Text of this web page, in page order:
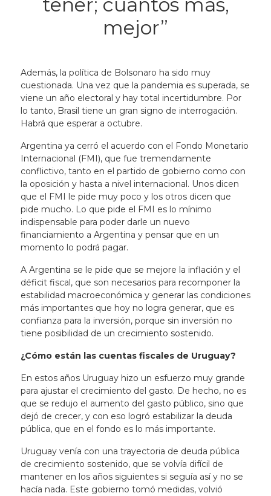
mejor”
Además, la política de Bolsonaro ha sido muy
cuestionada. Una vez que la pandemia es superada, se
viene un año electoral y hay total incertidumbre. Por
lo tanto, Brasil tiene un gran signo de interrogación.
Habrá que esperar a octubre.
Argentina ya cerró el acuerdo con el Fondo Monetario
Internacional (FMI), que fue tremendamente
conflictivo, tanto en el partido de gobierno como con
la oposición y hasta a nivel internacional. Unos dicen
que el FMI le pide muy poco y los otros dicen que
pide mucho. Lo que pide el FMI es lo mínimo
indispensable para poder darle un nuevo
financiamiento a Argentina y pensar que en un
momento lo podrá pagar.
A Argentina se le pide que se mejore la inflación y el
déficit fiscal, que son necesarios para recomponer la
estabilidad macroeconómica y generar las condiciones
más importantes que hoy no logra generar, que es
confianza para la inversión, porque sin inversión no
tiene posibilidad de un crecimiento sostenido.
¿Cómo están las cuentas fiscales de Uruguay?
En estos años Uruguay hizo un esfuerzo muy grande
para ajustar el crecimiento del gasto. De hecho, no es
que se redujo el aumento del gasto público, sino que
dejó de crecer, y con eso logró estabilizar la deuda
pública, que en el fondo es lo más importante.
Uruguay venía con una trayectoria de deuda pública
de crecimiento sostenido, que se volvía difícil de
mantener en los años siguientes si seguía así y no se
hacía nada. Este gobierno tomó medidas, volvió